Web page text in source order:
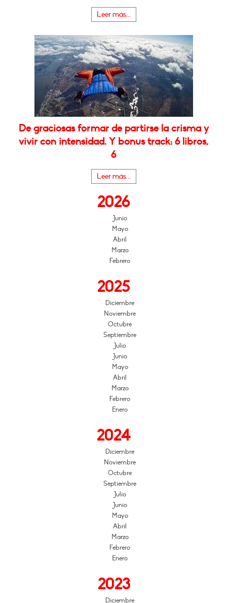
Leer más...
De graciosas formar de partirse la crisma y
vivir con intensidad. Y bonus track: 6 libros,
6
Leer más...
2026
Junio
Mayo
Abril
Marzo
Febrero
2025
Diciembre
Noviembre
Octubre
Septiembre
Julio
Junio
Mayo
Abril
Marzo
Febrero
Enero
2024
Diciembre
Noviembre
Octubre
Septiembre
Julio
Junio
Mayo
Abril
Marzo
Febrero
Enero
2023
Diciembre